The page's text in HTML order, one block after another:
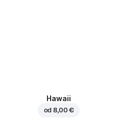
Hawaii
od8,00 €